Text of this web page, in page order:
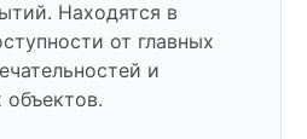
Находятся в
от главных
и
объектов.